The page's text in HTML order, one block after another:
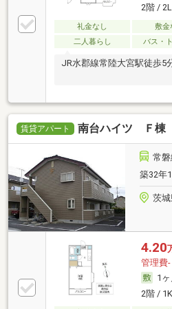
2階 /
礼金なし 敷金
二人暮らし
バス・
JR水郡線常陸大宮駅徒歩5
賃貸アパート 南台ハイツ Ｆ棟
常
築32年
茨
4.20
管理費-
1ヶ
2階 /